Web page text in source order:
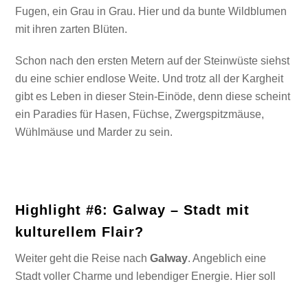
Fugen, ein Grau in Grau. Hier und da bunte Wildblumen
mit ihren zarten Blüten.
Schon nach den ersten Metern auf der Steinwüste siehst
du eine schier endlose Weite. Und trotz all der Kargheit
gibt es Leben in dieser Stein-Einöde, denn diese scheint
ein Paradies für Hasen, Füchse, Zwergspitzmäuse,
Wühlmäuse und Marder zu sein.
Highlight #6: Galway – Stadt mit
kulturellem Flair?
Weiter geht die Reise nachGalway. Angeblich eine
Stadt voller Charme und lebendiger Energie. Hier soll